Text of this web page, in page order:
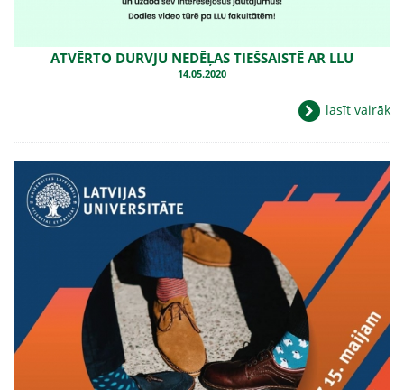
ATVĒRTO DURVJU NEDĒĻAS TIEŠSAISTĒ AR LLU
14.05.2020
lasīt vairāk